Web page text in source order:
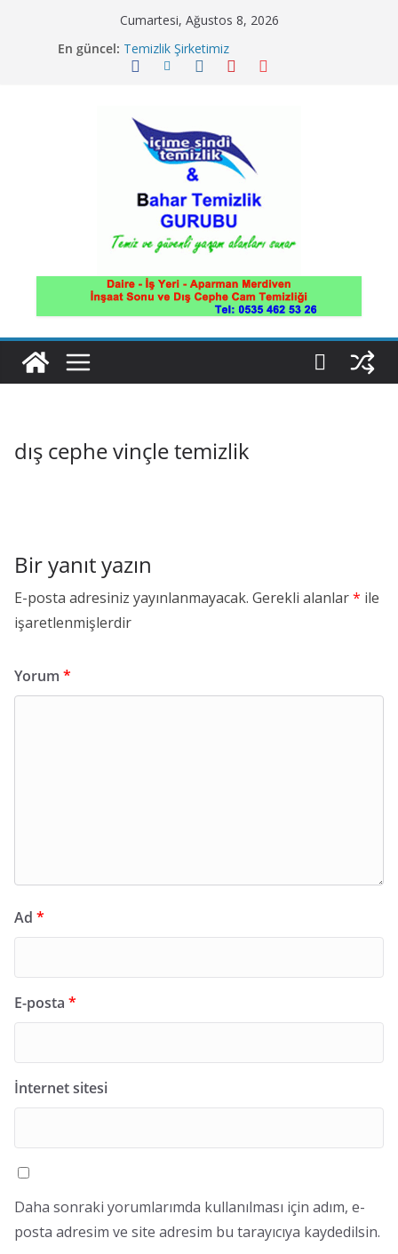
Cumartesi, Ağustos 8, 2026
En güncel: Temizlik Şirketimiz
İnşaat Sonu Daire Temizliği
Ofis İş Yeri Daire ve Villa İnce Temizlik
dış cephe vinçle temizlik
Bir yanıt yazın
E-posta adresiniz yayınlanmayacak. Gerekli alanlar* ile
işaretlenmişlerdir
Yorum *
Ad *
E-posta *
İnternet sitesi
Daha sonraki yorumlarımda kullanılması için adım, e-
posta adresim ve site adresim bu tarayıcıya kaydedilsin.